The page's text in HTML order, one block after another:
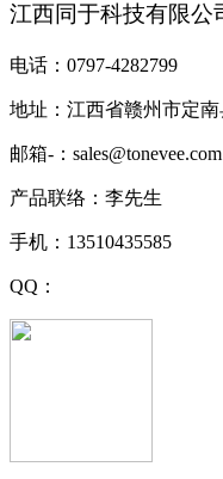
江西同于科技有限公
电话：0797-4282799
地址：江西省赣州市定
邮箱-：sales@tonevee.com
产品联络：李先生
手机：13510435585
QQ：